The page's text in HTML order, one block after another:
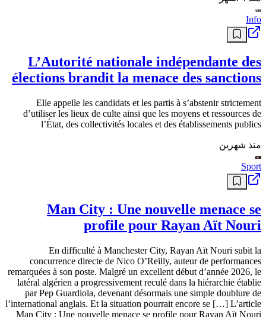
Le Premier ministre : “la drogue menace
la sécurité nationale, la combattre est un
devoir”
Chargé par le président de la République, Abdelmadjid Tebboune, le
Premier ministre, Sifi Ghrieb, a présidé ce samedi, au Centre
international des conférences (CIC), à Alger, la célébration de la
Journée internationale contre l’abus et le trafic de drogues, organisée
sous le haut patronage du président de la République avec pour
slogan “Une année après le lancement de la Stratégie nationale,
ensemble relevons le défi”. Dans une allocution, il a rappelé les
effets néfastes de la drogue qui “corrompt les esprit, détruit les
potentiels et menace le capital humain”. Il s’agit, par conséquent,
d’une menace à “la sécurité nationale qu’il faut combattre” à
la mise en œuvre de la Stratégie nationale de prévention contre les
drogues et les substances psychotropes (2025-2029). Cette dernière
constitue une approche globale et multidimensionnelle qui repose
sur la coordination et l’intégration des différents secteurs et
institutions. Cette même approche intervient en application des
instructions du président de la République relatives à la prévention
contre les drogues et les substances psychotropes.
الشهر الماضي
Info